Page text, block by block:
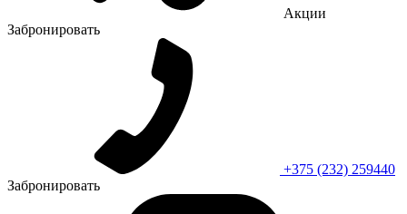
Акции
Забронировать
+375 (232) 259440
Забронировать